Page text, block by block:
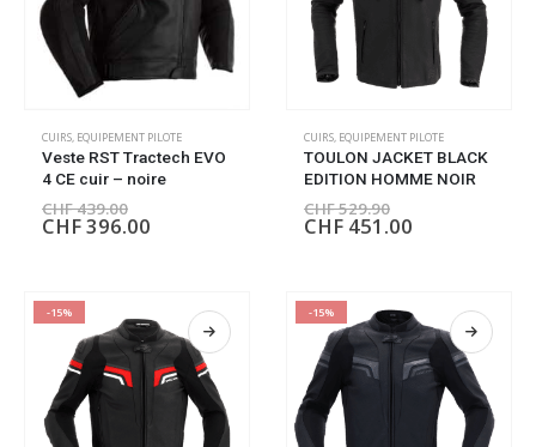
CUIRS, EQUIPEMENT PILOTE
Veste RST Tractech EVO
4 CE cuir – noire
CHF439.00
CHF396.00
CUIRS, EQUIPEMENT PILOTE
TOULON JACKET BLACK
EDITION HOMME NOIR
CHF529.90
CHF 451.00
-15% -15%